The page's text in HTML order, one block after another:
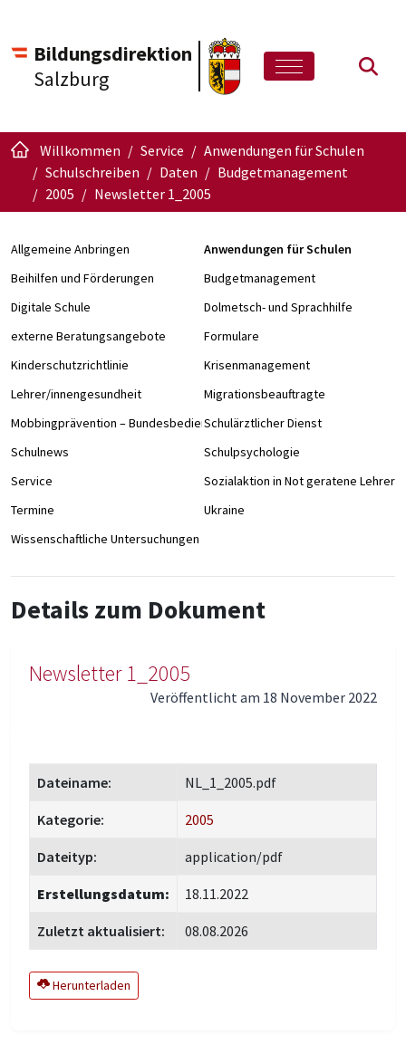
Bildungsdirektion
Salzburg
Willkommen Service
Anwendungen für Schulen
Schulschreiben
Daten
Budgetmanagement
2005
Newsletter 1_2005
Allgemeine Anbringen
Anwendungen für Schulen
Beihilfen und Förderungen
Budgetmanagement
Digitale Schule
Dolmetsch- und Sprachhilfe
externe Beratungsangebote
Formulare
Kinderschutzrichtlinie
Krisenmanagement
Lehrer/innengesundheit
Migrationsbeauftragte
Mobbingprävention – Bundesbedienstete an Schulen
Schulärztlicher Dienst
Schulnews
Schulpsychologie
Service
Sozialaktion in Not geratene Lehrer/
Termine
Ukraine
Wissenschaftliche Untersuchungen
Details zum Dokument
Newsletter 1_2005
Veröffentlicht am 18 November 2022
Dateiname: NL_1_2005.pdf
Kategorie: 2005
Dateityp: application/pdf
Erstellungsdatum: 18.11.2022
Zuletzt aktualisiert: 08.08.2026
Herunterladen